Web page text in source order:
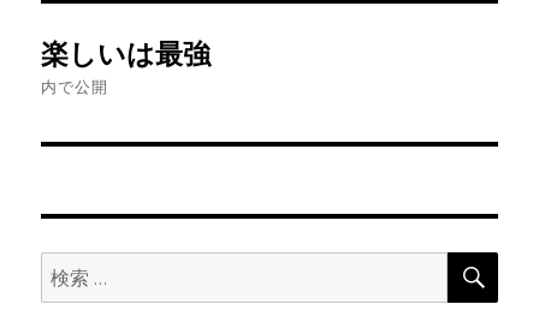
稿
ゲ
ー
楽しいは最強
内で公開
検
索:
検